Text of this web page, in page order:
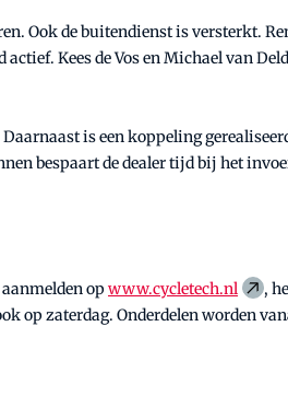
Ook de buitendienst is versterkt.
Kees de Vos en Michael van
is een koppeling
bespaart de dealer tijd bij het
op www.cycletech.nl
,
op zaterdag. Onderdelen worden